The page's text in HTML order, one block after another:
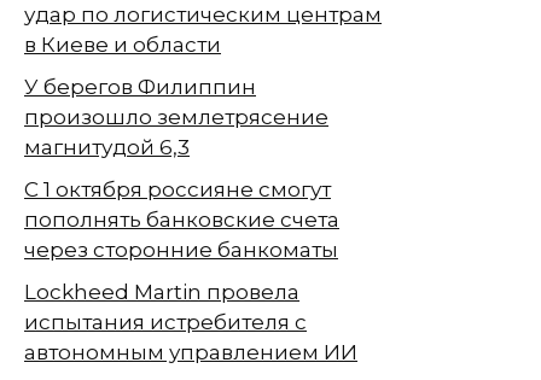
удар по логистическим центрам
в Киеве и области
У берегов Филиппин
произошло землетрясение
магнитудой 6,3
С 1 октября россияне смогут
пополнять банковские счета
через сторонние банкоматы
Lockheed Martin провела
испытания истребителя с
автономным управлением ИИ